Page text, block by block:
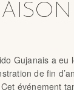
Gujanais a
de fin
événement